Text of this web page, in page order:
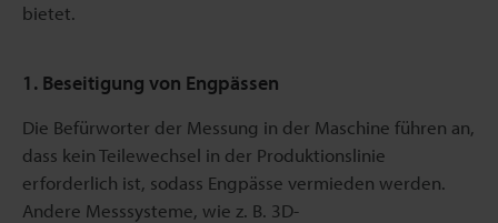
bietet.
1. Beseitigung von Engpässen
Die Befürworter der Messung in der Maschine führen an,
dass kein Teilewechsel in der Produktionslinie
erforderlich ist, sodass Engpässe vermieden werden.
Andere Messsysteme, wie z. B. 3D-